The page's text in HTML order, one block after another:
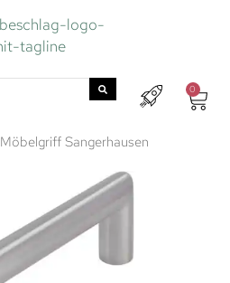
0
Möbelgriff Sangerhausen